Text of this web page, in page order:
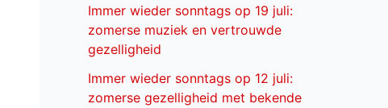
Immer wieder sonntags op 19 juli:
zomerse muziek en vertrouwde
gezelligheid
Immer wieder sonntags op 12 juli:
zomerse gezelligheid met bekende